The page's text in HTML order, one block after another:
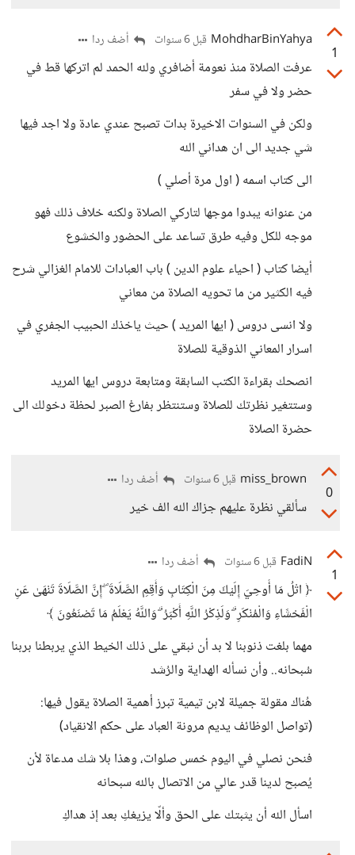
1
MohdharBinYahya قبل 6 سنوات أضف ردا
عرفت الصلاة منذ نعومة أضافري ولله الحمد لم اتركها قط في
حضر ولا في سفر
ولكن في السنوات الاخيرة بدات تصبح عندي عادة ولا اجد فيها
شي جديد الى ان هداني الله
الى كتاب اسمه ( اول مرة أصلي )
من عنوانه يبدوا موجها لتاركي الصلاة ولكنه خلاف ذلك فهو
موجه للكل وفيه طرق تساعد على الحضور والخشوع
أيضا كتاب ( احياء علوم الدين ) باب العبادات للامام الغزالي شرح
فيه الكثير من ما تحويه الصلاة من معاني
ولا انسى دروس ( ايها المريد ) حيث ياخذك الحبيب الجفري في
اسرار المعاني الذوقية للصلاة
انصحك بقراءة الكتب السابقة ومتابعة دروس ايها المريد
وستتغير نظرتك للصلاة وستنتظر بفارغ الصبر لحظة دخولك الى
حضرة الصلاة
0
miss_brown قبل 6 سنوات أضف ردا
سألقي نظرة عليهم جزاك الله الف خير
1
FadiN قبل 6 سنوات أضف ردا
﴿ اتْلُ مَا أُوحِيَ إِلَيْكَ مِنَ الْكِتَابِ وَأَقِمِ الصَّلَاةَ ۖ إِنَّ الصَّلَاةَ تَنْهَىٰ عَنِ
الْفَحْشَاءِ وَالْمُنْكَرِ ۗ وَلَذِكْرُ اللَّهِ أَكْبَرُ ۗ وَاللَّهُ يَعْلَمُ مَا تَصْنَعُونَ ﴾
مهما بلغت ذنوبنا لا بد أن نبقي على ذلك الخيط الذي يربطنا بربنا
سُبحانه.. وأن نسأله الهداية والرُشد
هُناك مقولة جميلة لابن تيمية تبرز أهمية الصلاة يقول فيها:
(تواصل الوظائف يديم مرونة العباد على حكم الانقياد)
فنحن نصلي في اليوم خمس صلوات، وهذا بلا شك مدعاة لأن
يُصبح لدينا قدر عالي من الاتصال بالله سبحانه
اسأل الله أن يثبتك على الحق وألّا يزيغكِ بعد إذ هداكِ